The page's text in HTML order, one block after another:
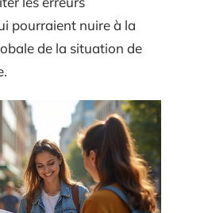
pourraient nuire à la
de la situation de